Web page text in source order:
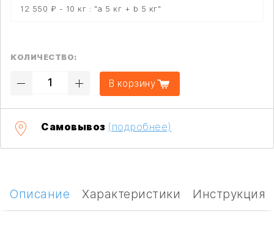
12 550 ₽ - 10 кг : "a 5 кг + b 5 кг"
КОЛИЧЕСТВО:
В корзину
Самовывоз (подробнее)
Описание Характеристики Инструкция